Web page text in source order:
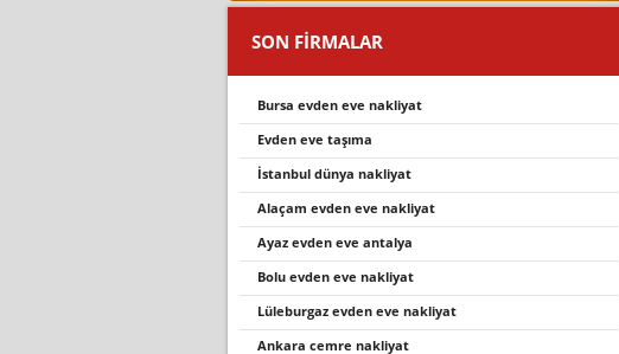
SON FİRMALAR
bursa evden eve nakliyat
evden eve taşima
i̇stanbul dünya nakliyat
alaçam evden eve nakli̇yat
ayaz evden eve antalya
bolu evden eve nakliyat
lüleburgaz evden eve nakliyat
ankara cemre nakliyat